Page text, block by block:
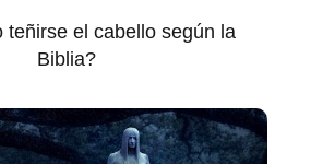
teñirse el cabello según la
Biblia?